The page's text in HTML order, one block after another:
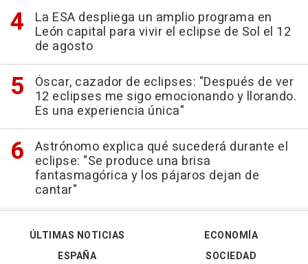
La ESA despliega un amplio programa en
León capital para vivir el eclipse de Sol el 12
de agosto
Óscar, cazador de eclipses: "Después de ver
12 eclipses me sigo emocionando y llorando.
Es una experiencia única"
Astrónomo explica qué sucederá durante el
eclipse: "Se produce una brisa
fantasmagórica y los pájaros dejan de
cantar"
ÚLTIMAS NOTICIAS
ESPAÑA
ECONOMÍA
SOCIEDAD